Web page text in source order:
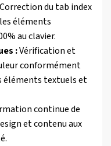
Correction du tab index
éléments
au clavier.
:Vérification et
conformément
éléments textuels et
continue de
et contenu aux